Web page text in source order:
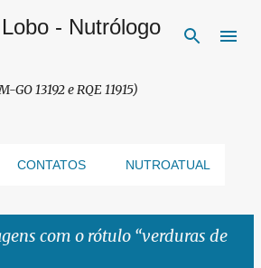
para o conteúdo principal
- Nutrólogo
GO 13192 e RQE 11915)
CONTATOS NUTROATUAL
com o rótulo verduras de